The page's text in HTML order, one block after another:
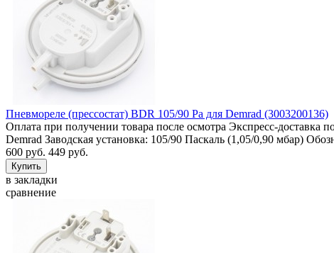
Пневмореле (прессостат) BDR 105/90 Pa для Demrad (3003200136)
Оплата при получении товара после осмотра Экспресс-доставка
Demrad Заводская установка: 105/90 Паскаль (1,05/0,90 мбар)
600 руб. 449 руб.
в закладки
сравнение